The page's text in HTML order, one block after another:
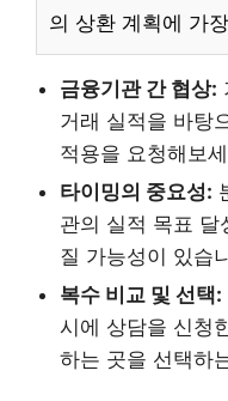
의 상환 계획에 가
금융기관 간 협상:
거래 실적을 바탕
적용을 요청해보
타이밍의 중요성:
관의 실적 목표 달
질 가능성이 있습
복수 비교 및 선택:
시에 상담을 신청
하는 곳을 선택하